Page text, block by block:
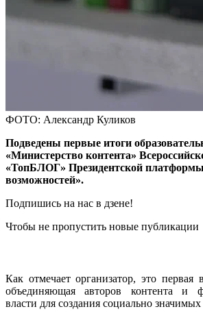
ФОТО: Александр Куликов
Подведены первые итоги
«Министерство контента»
«ТопБЛОГ» Президентской платформы
возможностей».
Подпишись на нас в дзене!
Чтобы не пропустить новые публикации
Как отмечает организатор, это первая
объединяющая авторов контента и
власти для создания социально